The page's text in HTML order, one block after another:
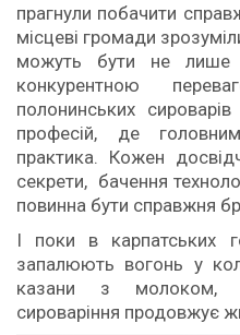
прагнули побачити
місцеві громади
можуть бути не лише
конкурентною
полонинських
професій, де
практика. Кожен
секрети, бачення
повинна бути справжня
І поки в карпатських
запалюють вогонь у
казани з молоком,
сироваріння продовжує